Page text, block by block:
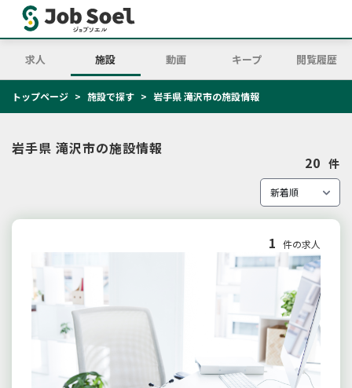
求人 施設 動画 キープ 閲覧履歴
トップページ 施設で探す 岩手県 滝沢市の施設情報
岩手県 滝沢市の施設情報
20 件
1 件の求人